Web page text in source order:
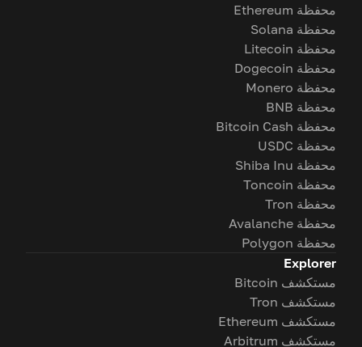
محفظة Ethereum
محفظة Solana
محفظة Litecoin
محفظة Dogecoin
محفظة Monero
محفظة BNB
محفظة Bitcoin Cash
محفظة USDC
محفظة Shiba Inu
محفظة Toncoin
محفظة Tron
محفظة Avalanche
محفظة Polygon
Explorer
مستكشف Bitcoin
مستكشف Tron
مستكشف Ethereum
مستكشف Arbitrum